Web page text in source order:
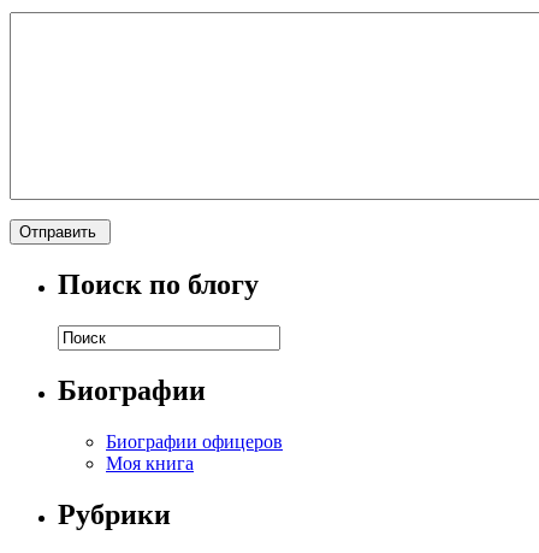
Поиск по блогу
Биографии
Биографии офицеров
Моя книга
Рубрики